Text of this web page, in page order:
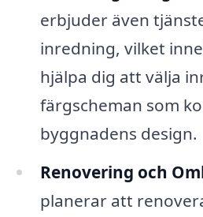
erbjuder även
inredning, vilket
hjälpa dig att välja
färgscheman som
byggnadens design.
Renovering och
planerar att